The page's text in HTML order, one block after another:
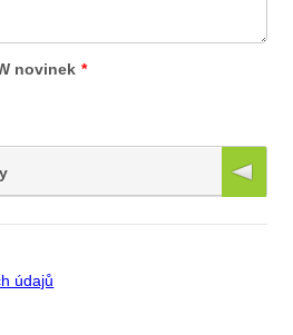
novinek *
údajů